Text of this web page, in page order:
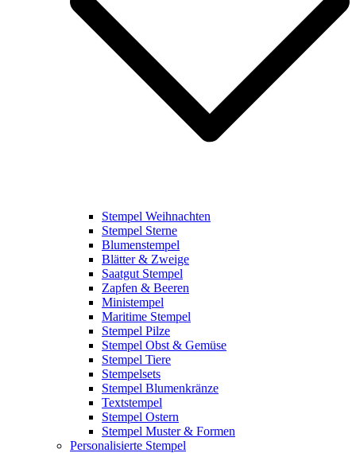
Stempel Weihnachten
Stempel Sterne
Blumenstempel
Blätter & Zweige
Saatgut Stempel
Zapfen & Beeren
Ministempel
Maritime Stempel
Stempel Pilze
Stempel Obst & Gemüse
Stempel Tiere
Stempelsets
Stempel Blumenkränze
Textstempel
Stempel Ostern
Stempel Muster & Formen
Personalisierte Stempel